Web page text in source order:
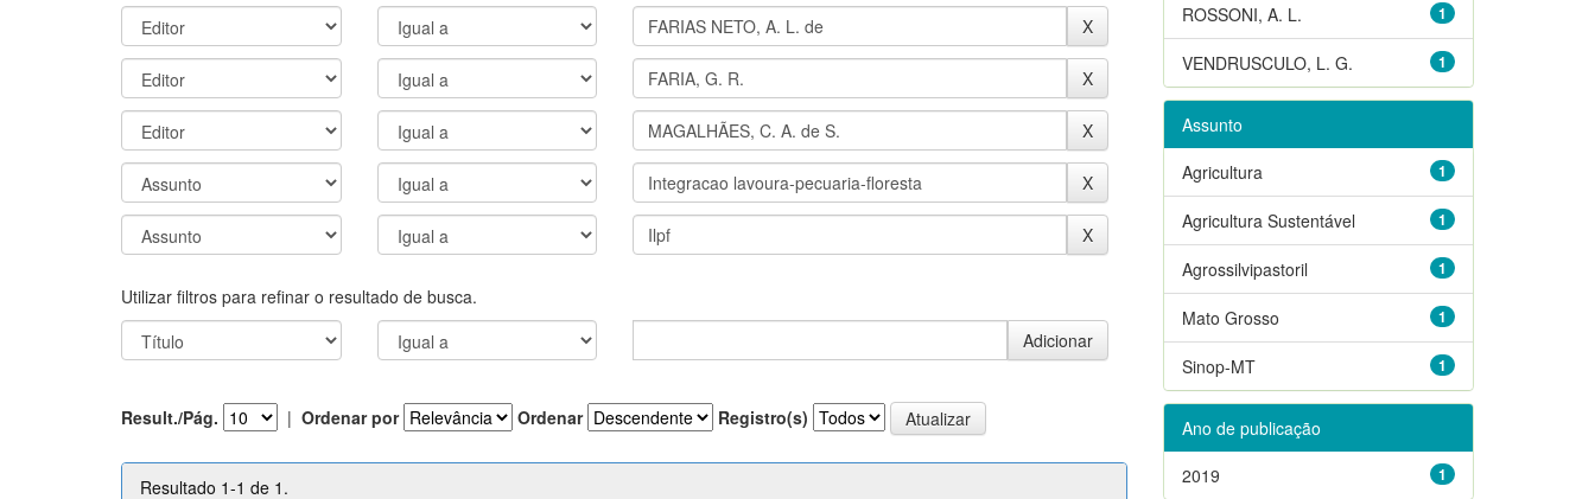
Utilizar filtros para refinar o resultado de busca.
Result./Pág. | Ordenar por Ordenar Registro(s)
Resultado 1-1 de 1.
1
ROSSONI, A. L.
1
VENDRUSCULO, L. G.
Assunto
1
Agricultura
1
Agricultura Sustentável
1
Agrossilvipastoril
1
Mato Grosso
1
Sinop-MT
Ano de publicação
1
2019